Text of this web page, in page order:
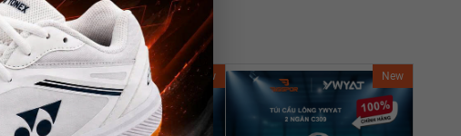
New New New